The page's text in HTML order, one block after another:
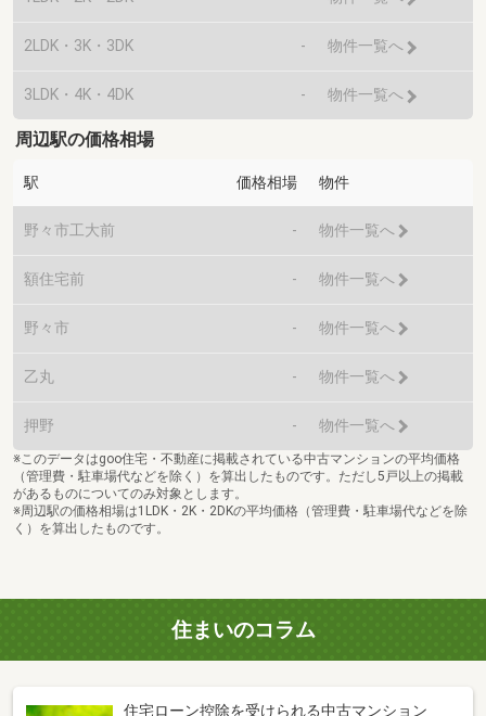
2LDK・3K・3DK - 物件一覧へ
3LDK・4K・4DK - 物件一覧へ
周辺駅の価格相場
駅 価格相場 物件
野々市工大前 - 物件一覧へ
額住宅前 - 物件一覧へ
野々市 - 物件一覧へ
乙丸 - 物件一覧へ
押野 - 物件一覧へ
※このデータはgoo住宅・不動産に掲載されている中古マンションの平均価格
（管理費・駐車場代などを除く）を算出したものです。ただし5戸以上の掲載
があるものについてのみ対象とします。
※周辺駅の価格相場は1LDK・2K・2DKの平均価格（管理費・駐車場代などを除
く）を算出したものです。
住まいのコラム
住宅ローン控除を受けられる中古マンション